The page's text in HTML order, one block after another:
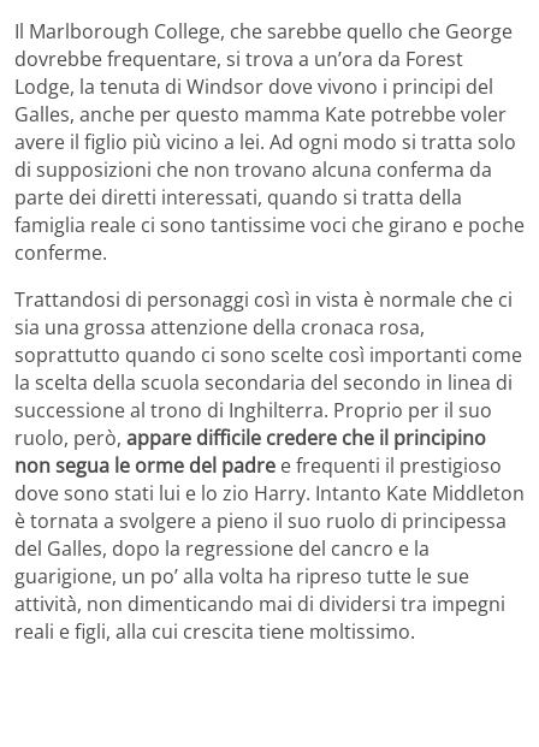
Il Marlborough College, che sarebbe quello che George
dovrebbe frequentare, si trova a un’ora da Forest
Lodge, la tenuta di Windsor dove vivono i principi del
Galles, anche per questo mamma Kate potrebbe voler
avere il figlio più vicino a lei. Ad ogni modo si tratta solo
di supposizioni che non trovano alcuna conferma da
parte dei diretti interessati, quando si tratta della
famiglia reale ci sono tantissime voci che girano e poche
conferme.
Trattandosi di personaggi così in vista è normale che ci
sia una grossa attenzione della cronaca rosa,
soprattutto quando ci sono scelte così importanti come
la scelta della scuola secondaria del secondo in linea di
successione al trono di Inghilterra. Proprio per il suo
ruolo, però, appare difficile credere che il principino
non segua le orme del padre e frequenti il prestigioso
dove sono stati lui e lo zio Harry. Intanto Kate Middleton
è tornata a svolgere a pieno il suo ruolo di principessa
del Galles, dopo la regressione del cancro e la
guarigione, un po’ alla volta ha ripreso tutte le sue
attività, non dimenticando mai di dividersi tra impegni
reali e figli, alla cui crescita tiene moltissimo.